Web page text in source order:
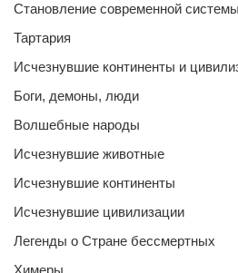
Становление современной
Тартария
Исчезнувшие континенты и
Боги, демоны, люди
Волшебные народы
Исчезнувшие животные
Исчезнувшие континенты
Исчезнувшие цивилизации
Легенды о Стране бессмертных
Химеры